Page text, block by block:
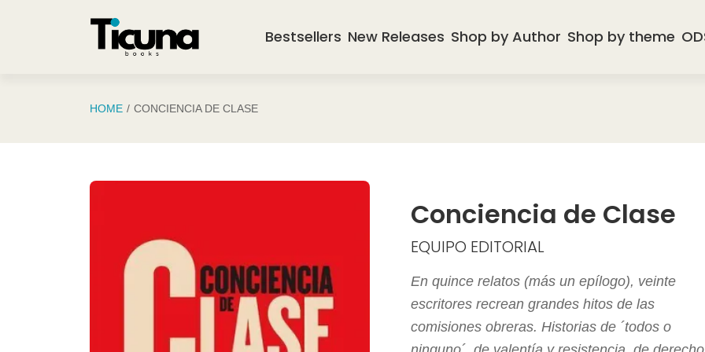
Bestsellers New Releases Shop by Author Shop by theme
HOME CONCIENCIA DE CLASE
Conciencia de Clase
EQUIPO EDITORIAL
En quince relatos (más un epílogo), veinte
escritores recrean grandes hitos de las
comisiones obreras. Historias de ´todos o